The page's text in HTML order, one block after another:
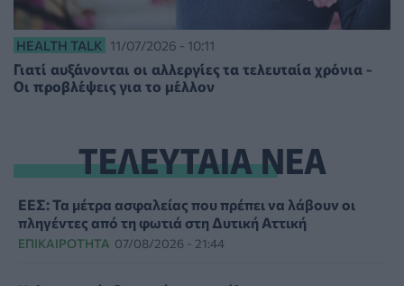
HEALTH TALK 11/07/2026 - 10:11
Γιατί αυξάνονται οι αλλεργίες τα τελευταία χρόνια -
Οι προβλέψεις για το μέλλον
ΤΕΛΕΥΤΑΙΑ ΝΕΑ
ΕΕΣ: Τα μέτρα ασφαλείας που πρέπει να λάβουν οι
πληγέντες από τη φωτιά στη Δυτική Αττική
ΕΠΙΚΑΙΡΌΤΗΤΑ 07/08/2026 - 21:44